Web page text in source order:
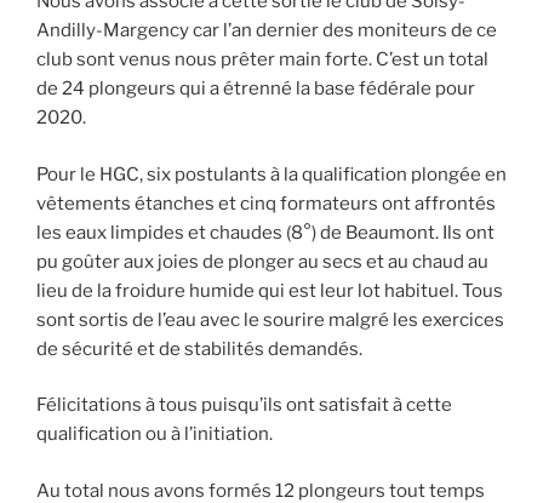
Andilly-Margency car l’an dernier des moniteurs de ce
club sont venus nous prêter main forte. C’est un total
de 24 plongeurs qui a étrenné la base fédérale pour
2020.
Pour le HGC, six postulants à la qualification plongée en
vêtements étanches et cinq formateurs ont affrontés
les eaux limpides et chaudes (8°) de Beaumont. Ils ont
pu goûter aux joies de plonger au secs et au chaud au
lieu de la froidure humide qui est leur lot habituel. Tous
sont sortis de l’eau avec le sourire malgré les exercices
de sécurité et de stabilités demandés.
Félicitations à tous puisqu’ils ont satisfait à cette
qualification ou à l’initiation.
Au total nous avons formés 12 plongeurs tout temps